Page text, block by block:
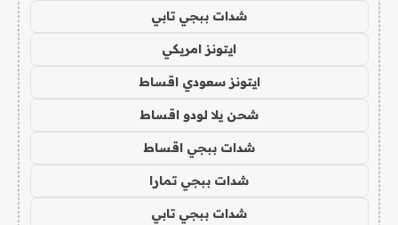
شدات ببجي تابي
ايتونز امريكي
ايتونز سعودي اقساط
شحن يلا لودو اقساط
شدات ببجي اقساط
شدات ببجي تمارا
شدات ببجي تابي